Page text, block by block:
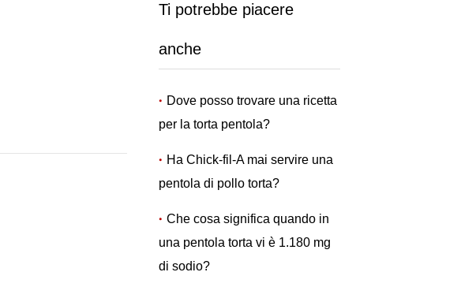
Ti potrebbe piacere
anche
Dove posso trovare una ricetta
per la torta pentola?
Ha Chick-fil-A mai servire una
pentola di pollo torta?
Che cosa significa quando in
una pentola torta vi è 1.180 mg
di sodio?